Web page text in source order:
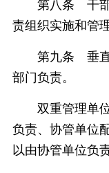
第八条 干部
责组织实施和管
第九条 垂直
部门负责。
双重管理单位
负责、协管单位
以由协管单位负责